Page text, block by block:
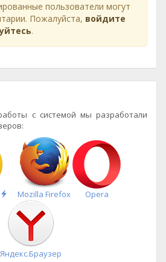
пользователи могут
Пожалуйста, войдите
.
с системой мы разработали
Быстрая
установка
Mozilla Firefox Opera
Яндекс.Браузер